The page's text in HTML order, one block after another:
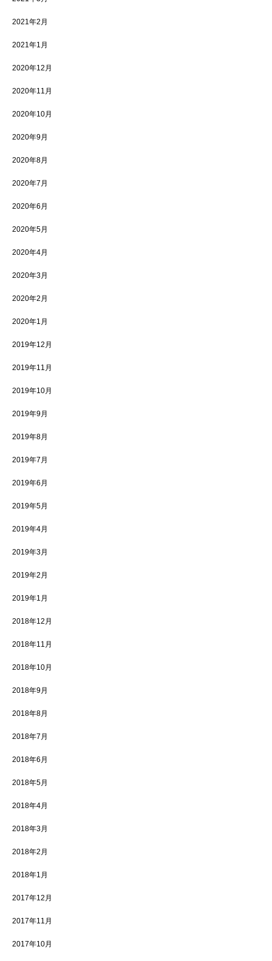
2021年2月
2021年1月
2020年12月
2020年11月
2020年10月
2020年9月
2020年8月
2020年7月
2020年6月
2020年5月
2020年4月
2020年3月
2020年2月
2020年1月
2019年12月
2019年11月
2019年10月
2019年9月
2019年8月
2019年7月
2019年6月
2019年5月
2019年4月
2019年3月
2019年2月
2019年1月
2018年12月
2018年11月
2018年10月
2018年9月
2018年8月
2018年7月
2018年6月
2018年5月
2018年4月
2018年3月
2018年2月
2018年1月
2017年12月
2017年11月
2017年10月